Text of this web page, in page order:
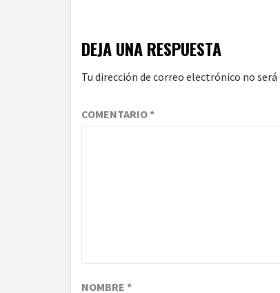
DEJA UNA RESPUESTA
Tu dirección de correo electrónico no será
COMENTARIO*
NOMBRE *